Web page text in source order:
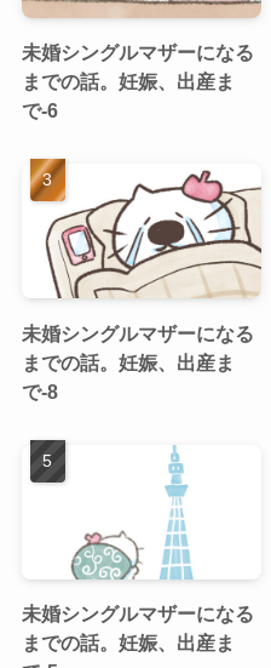
未婚シングルマザーになる
までの話。妊娠、出産ま
で-6
未婚シングルマザーになる
までの話。妊娠、出産ま
で-8
未婚シングルマザーになる
までの話。妊娠、出産ま